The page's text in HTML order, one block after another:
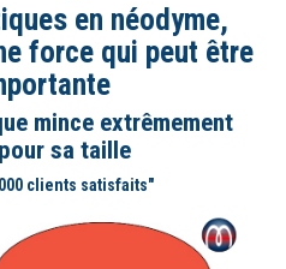
en néodyme,
force qui peut être
mince extrêmement
sa taille
clients satisfaits"